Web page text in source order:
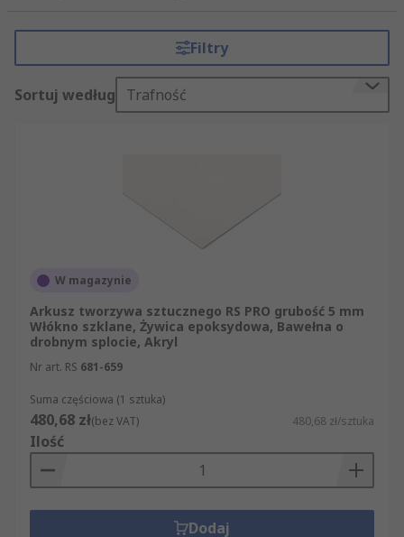
przemysłu, takich jak: -
Przemysł budowlany
Technologia żywności
Technologia lotnicza i kosmiczna
różnych kolorach lub przezroczyste, a także o
różnych długościach i szerokościach. Arkusze
tworzywa sztucznego są dostępne w wielu
różnych standardowych rozmiarach i grubościach,
a także można je docinać do wymaganego
Typy arkuszy tworzywa sztucznego
Przezroczyste arkusze poliwęglanowe
czasami znane również jako pokrycia dachowe z
tworzywa sztucznego, są lekkie, a także odporne
Filtry
Sortuj według Trafność
W magazynie
Arkusz tworzywa sztucznego RS PRO grubość 5 mm
Włókno szklane, Żywica epoksydowa, Bawełna o
drobnym splocie, Akryl
Nr art. RS 681-659
Suma częściowa (1 sztuka)
480,68 zł(bez VAT) 480,68 zł/sztuka
Ilość
Dodaj